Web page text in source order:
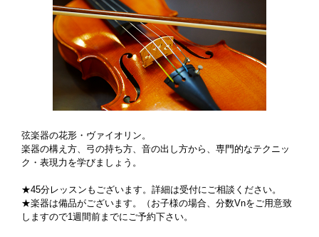
弦楽器の花形・ヴァイオリン。
楽器の構え方、弓の持ち方、音の出し方から、専門的なテクニッ
ク・表現力を学びましょう。
★45分レッスンもございます。詳細は受付にご相談ください。
★楽器は備品がございます。（お子様の場合、分数Vnをご用意致
しますので1週間前までにご予約下さい。